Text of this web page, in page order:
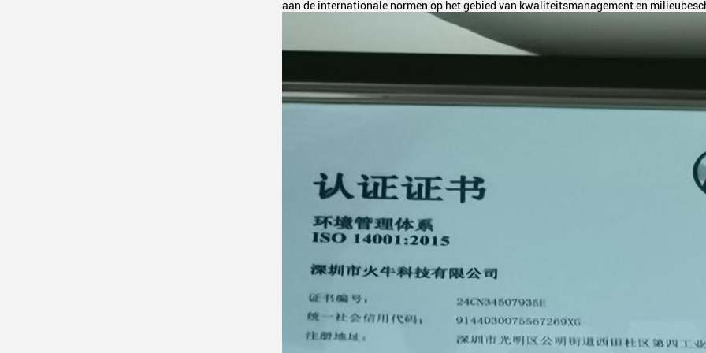
aan de internationale normen op het gebied van kwaliteitsmanagement en